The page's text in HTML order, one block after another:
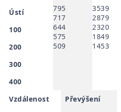
Ústí
100
200
300
400
795
717
644
575
509
3539
2879
2320
1849
1453
Vzdálenost
Převýšení